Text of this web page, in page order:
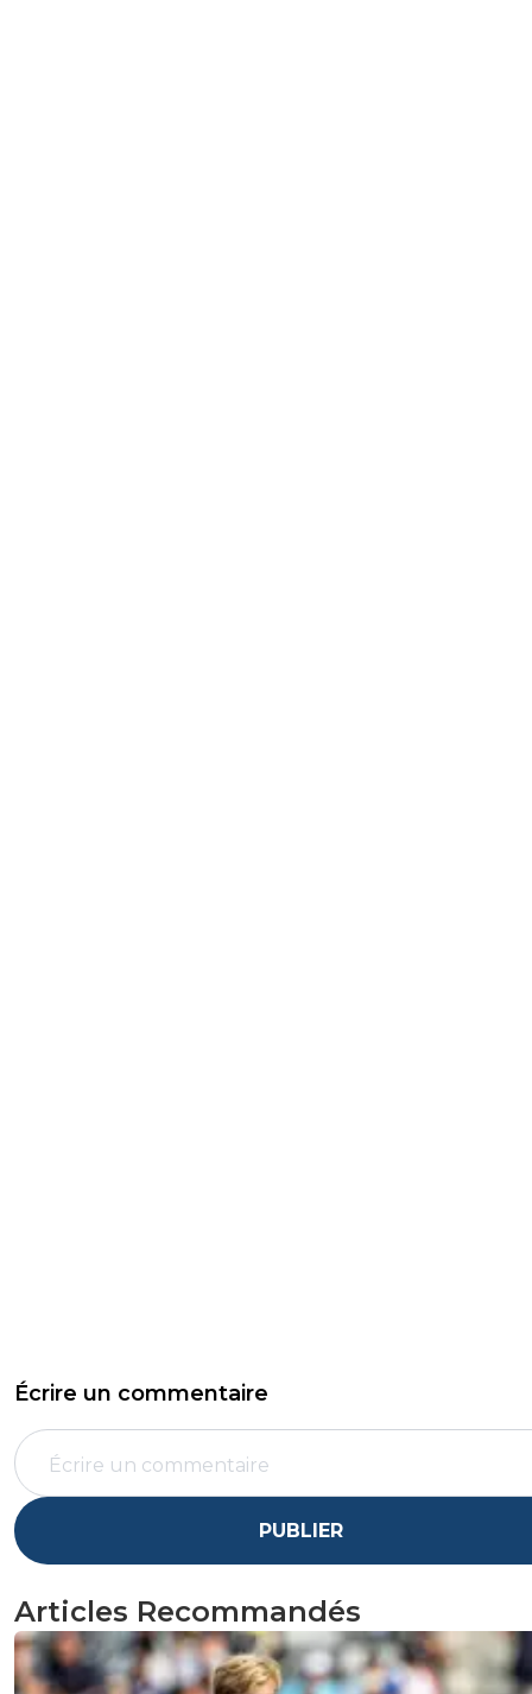
Écrire un commentaire
PUBLIER
Articles Recommandés